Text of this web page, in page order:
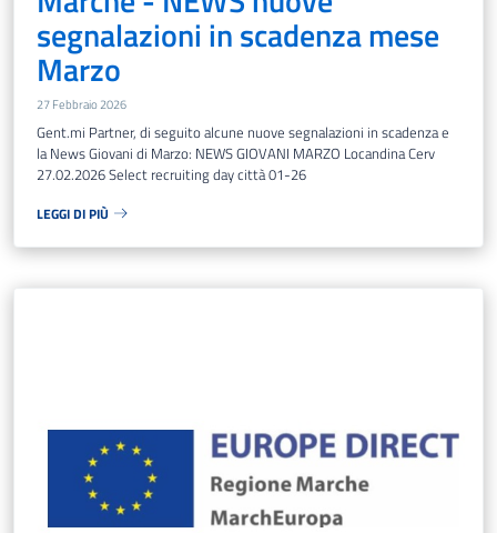
segnalazioni in scadenza mese
Marzo
27 Febbraio 2026
Gent.mi Partner, di seguito alcune nuove segnalazioni in scadenza e
la News Giovani di Marzo: NEWS GIOVANI MARZO Locandina Cerv
27.02.2026 Select recruiting day città 01-26
LEGGI DI PIÙ